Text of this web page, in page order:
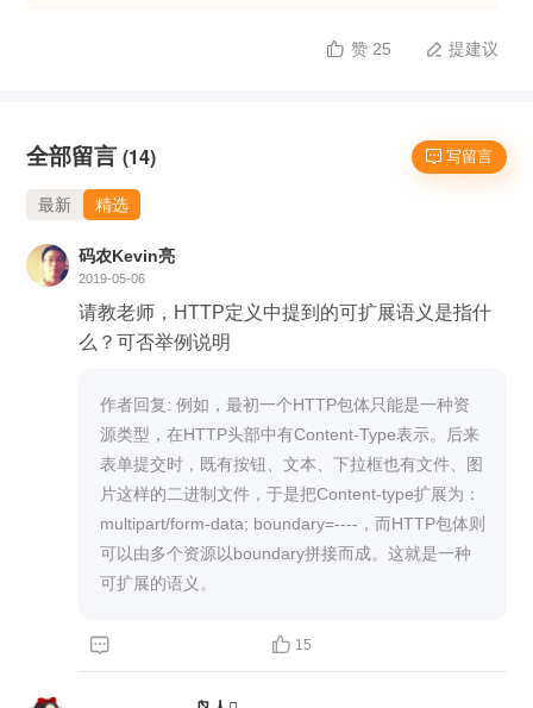
消息格式，与基于网
参考链接：https://tools.ietf.org/html/rfc7230
课程相关资料下载地址
https://gitee.com/geektime-geekbang/geektime-
webprotocol
《HTTPS 权威指南》
《TCP/IP 协议详解》
 赞 25  提建议
 写留言
全部留言 (14)
最新 精选
码农Kevin亮
2019-05-06
请教老师，HTTP定义中提到的可扩展语义是指什
么？可否举例说明
作者回复: 例如，最初一个HTTP包体只能是一种资
源类型，在HTTP头部中有Content-Type表示。后来
表单提交时，既有按钮、文本、下拉框也有文件、图
片这样的二进制文件，于是把Content-type扩展为：
multipart/form-data; boundary=----，而HTTP包体则
可以由多个资源以boundary拼接而成。这就是一种
  15